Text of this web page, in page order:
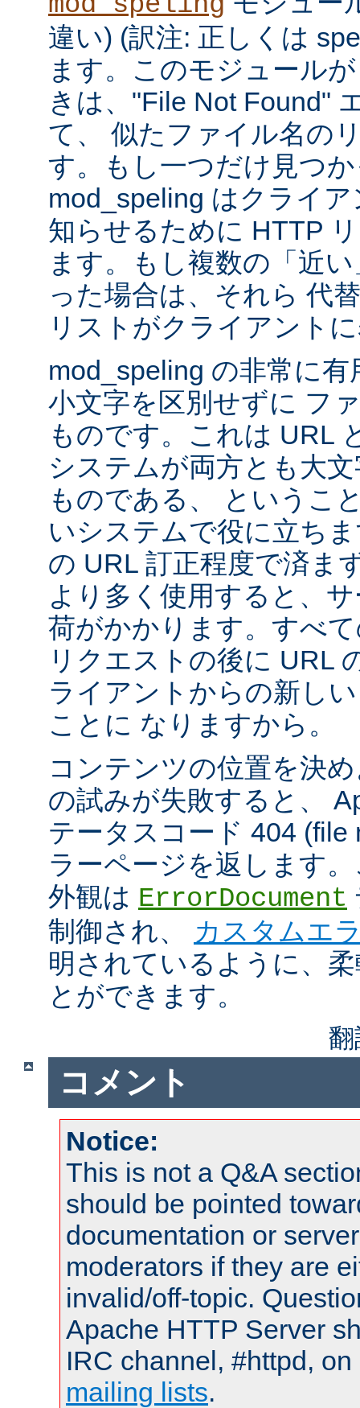
違い) (訳注: 正しくは
ます。このモジュール
きは、"File Not Found"
て、 似たファイル名の
す。もし一つだけ見つ
mod_speling はクライ
知らせるために HTTP
ます。もし複数の「近
った場合は、それら 代
リストがクライアント
mod_speling の非常に
小文字を区別せずに フ
ものです。これは URL
システムが両方とも大
ものである、 というこ
いシステムで役に立ち
の URL 訂正程度で済ま
より多く使用すると、
荷がかかります。すべ
リクエストの後に URL
ライアントからの新し
ことに なりますから。
コンテンツの位置を決
の試みが失敗すると、
テータスコード 404 (file
ラーページを返します
外観は ErrorDocument
制御され、
カスタムエ
明されているように、
とができます。
コメント
Notice:
This is not a Q&A
should be pointed
documentation or
moderators if they are
invalid/off-topic.
Apache HTTP Server
IRC channel, #httpd,
mailing lists.